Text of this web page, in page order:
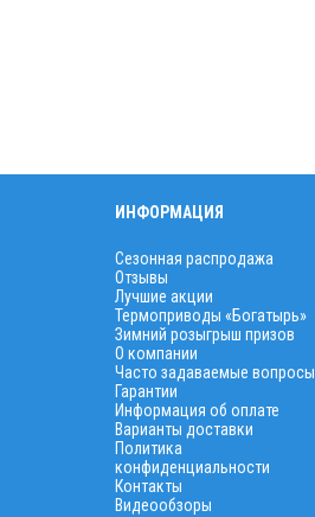
ИНФОРМАЦИЯ
Сезонная распродажа
Отзывы
Лучшие акции
Термоприводы «Богатырь»
Зимний розыгрыш призов
О компании
Часто задаваемые вопросы
Гарантии
Информация об оплате
Варианты доставки
Политика
конфиденциальности
Контакты
Видеообзоры